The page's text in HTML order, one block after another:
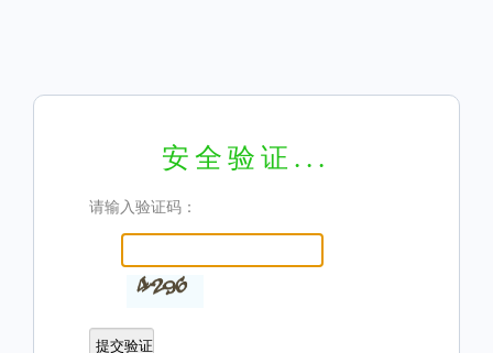
安全验证...
请输入验证码：